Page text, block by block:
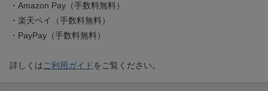
・Amazon Pay（手数料無料）
・楽天ペイ（手数料無料）
・PayPay（手数料無料）
詳しくはご利用ガイド をご覧ください。